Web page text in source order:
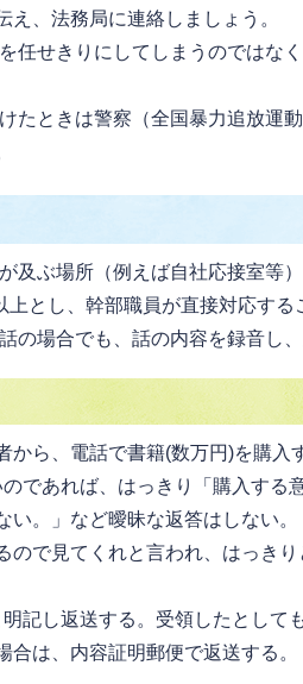
え、法務局に連絡しましょう。
任せきりにしてしまうのではな
たときは警察（全国暴力追放運
及ぶ場所（例えば自社応接室等）
上とし、幹部職員が直接対応する
の場合でも、話の内容を録音し
から、電話で書籍(数万円)を購入
であれば、はっきり「購入する
い。」など曖昧な返答はしない。
ので見てくれと言われ、はっき
記し返送する。受領したとして
合は、内容証明郵便で返送する。